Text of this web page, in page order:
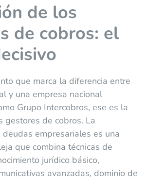
de los
de cobros: el
que marca la diferencia entre
y una empresa nacional
Grupo Intercobros, ese es la
gestores de cobros. La
deudas empresariales es una
que combina técnicas de
jurídico básico,
avanzadas, dominio de